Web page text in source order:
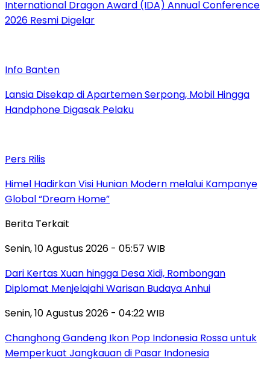
International Dragon Award (IDA) Annual Conference
2026 Resmi Digelar
Info Banten
Lansia Disekap di Apartemen Serpong, Mobil Hingga
Handphone Digasak Pelaku
Pers Rilis
Himel Hadirkan Visi Hunian Modern melalui Kampanye
Global “Dream Home”
Berita Terkait
Senin, 10 Agustus 2026 - 05:57 WIB
Dari Kertas Xuan hingga Desa Xidi, Rombongan
Diplomat Menjelajahi Warisan Budaya Anhui
Senin, 10 Agustus 2026 - 04:22 WIB
Changhong Gandeng Ikon Pop Indonesia Rossa untuk
Memperkuat Jangkauan di Pasar Indonesia